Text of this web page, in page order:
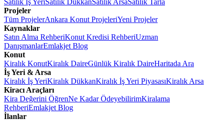
Satılık İş YeriSatılık DükkanSatılık ArsaSatılık Tarla
Projeler
Tüm ProjelerAnkara Konut ProjeleriYeni Projeler
Kaynaklar
Satın Alma RehberiKonut Kredisi RehberiUzman
DanışmanlarEmlakjet Blog
Konut
Kiralık KonutKiralık DaireGünlük Kiralık DaireHaritada Ara
İş Yeri & Arsa
Kiralık İş YeriKiralık DükkanKiralık İş Yeri PiyasasıKiralık Arsa
Kiracı Araçları
Kira Değerini ÖğrenNe Kadar ÖdeyebilirimKiralama
RehberiEmlakjet Blog
İlanlar